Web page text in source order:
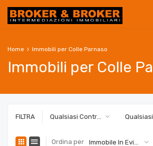
Home Immobili per Colle Parnaso
Immobili per Colle
FILTRA Qualsiasi Contratto
Ordina per